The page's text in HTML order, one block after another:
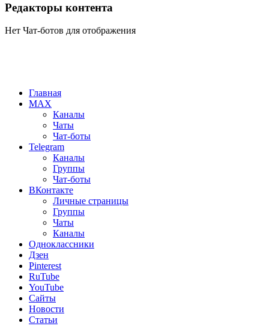
Редакторы контента
Нет Чат-ботов для отображения
Главная
MAX
Каналы
Чаты
Чат-боты
Telegram
Каналы
Группы
Чат-боты
ВКонтакте
Личные страницы
Группы
Чаты
Каналы
Одноклассники
Дзен
Pinterest
RuTube
YouTube
Сайты
Новости
Статьи